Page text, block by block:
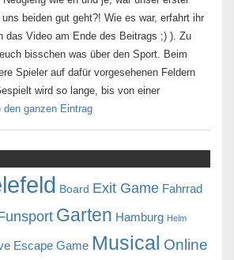
beiden gut geht?! Wie es war, erfahrt ihr
das Video am Ende des Beitrags ;) ). Zu
bisschen was über den Sport. Beim
Spieler auf dafür vorgesehenen Feldern
wird so lange, bis von einer
den ganzen Eintrag
Board Exit Game Fahrrad
Garten Hamburg Helm
Escape Game Musical Online